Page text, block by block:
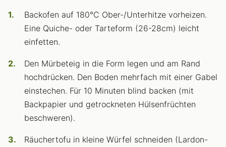
Backofen auf 180°C Ober-/Unterhitze vorheizen.
Eine Quiche- oder Tarteform (26-28cm) leicht
einfetten.
Den Mürbeteig in die Form legen und am Rand
hochdrücken. Den Boden mehrfach mit einer Gabel
einstechen. Für 10 Minuten blind backen (mit
Backpapier und getrockneten Hülsenfrüchten
beschweren).
Räuchertofu in kleine Würfel schneiden (Lardon-